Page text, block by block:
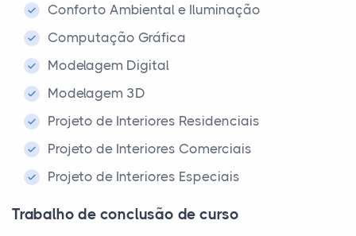
Conforto Ambiental e Iluminação
Computação Gráfica
Modelagem Digital
Modelagem 3D
Projeto de Interiores Residenciais
Projeto de Interiores Comerciais
Projeto de Interiores Especiais
Trabalho de conclusão de curso